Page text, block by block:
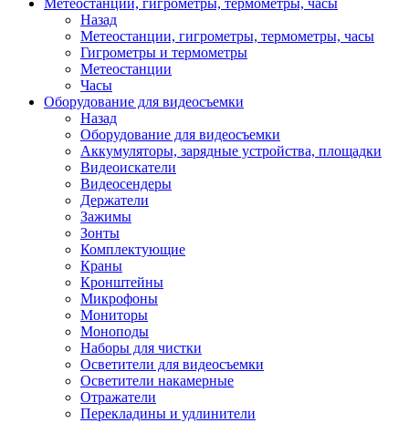
Метеостанции, гигрометры, термометры, часы
Назад
Метеостанции, гигрометры, термометры, часы
Гигрометры и термометры
Метеостанции
Часы
Оборудование для видеосъемки
Назад
Оборудование для видеосъемки
Аккумуляторы, зарядные устройства, площадки
Видеоискатели
Видеосендеры
Держатели
Зажимы
Зонты
Комплектующие
Краны
Кронштейны
Микрофоны
Мониторы
Моноподы
Наборы для чистки
Осветители для видеосъемки
Осветители накамерные
Отражатели
Перекладины и удлинители